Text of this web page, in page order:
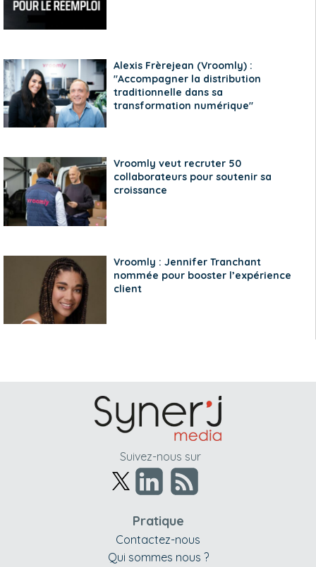
Alexis Frèrejean (Vroomly) :
"Accompagner la distribution
traditionnelle dans sa
transformation numérique"
Vroomly veut recruter 50
collaborateurs pour soutenir sa
croissance
Vroomly : Jennifer Tranchant
nommée pour booster l’expérience
client
Suivez-nous sur
Pratique
Contactez-nous
Qui sommes nous ?